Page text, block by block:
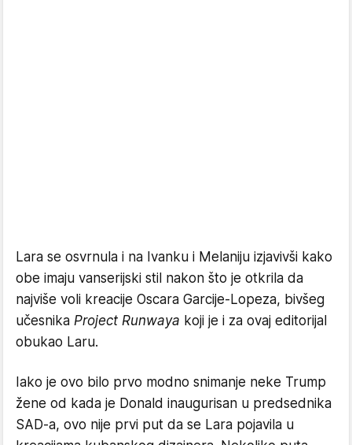
Lara se osvrnula i na Ivanku i Melaniju izjavivši kako
obe imaju vanserijski stil nakon što je otkrila da
najviše voli kreacije Oscara Garcije-Lopeza, bivšeg
učesnika Project Runwaya koji je i za ovaj editorijal
obukao Laru.
Iako je ovo bilo prvo modno snimanje neke Trump
žene od kada je Donald inaugurisan u predsednika
SAD-a, ovo nije prvi put da se Lara pojavila u